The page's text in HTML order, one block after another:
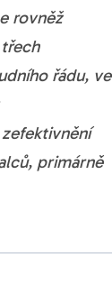
rovněž
řádu, ve
primárně